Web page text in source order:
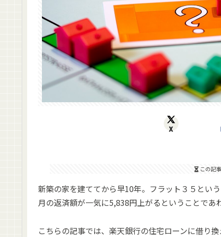
X
この記
新築の家を建ててから早10年。フラット３５とい
月の返済額が一気に5,838円上がるということで
こちらの記事では、楽天銀行の住宅ローンに借り